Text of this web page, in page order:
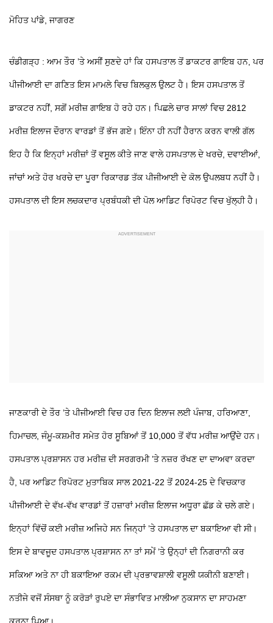
ਮੋਹਿਤ ਪਾਂਡੇ, ਜਾਗਰਣ
ਚੰਡੀਗੜ੍ਹ : ਆਮ ਤੌਰ ’ਤੇ ਅਸੀਂ ਸੁਣਦੇ ਹਾਂ ਕਿ ਹਸਪਤਾਲ ਤੋਂ ਡਾਕਟਰ ਗਾਇਬ ਹਨ, ਪਰ
ਪੀਜੀਆਈ ਦਾ ਗਣਿਤ ਇਸ ਮਾਮਲੇ ਵਿਚ ਬਿਲਕੁਲ ਉਲਟ ਹੈ। ਇਸ ਹਸਪਤਾਲ ਤੋਂ
ਡਾਕਟਰ ਨਹੀਂ, ਸਗੋਂ ਮਰੀਜ਼ ਗਾਇਬ ਹੋ ਰਹੇ ਹਨ। ਪਿਛਲੇ ਚਾਰ ਸਾਲਾਂ ਵਿਚ 2812
ਮਰੀਜ਼ ਇਲਾਜ ਦੌਰਾਨ ਵਾਰਡਾਂ ਤੋਂ ਭੱਜ ਗਏ। ਇੰਨਾ ਹੀ ਨਹੀਂ ਹੈਰਾਨ ਕਰਨ ਵਾਲੀ ਗੱਲ
ਇਹ ਹੈ ਕਿ ਇਨ੍ਹਾਂ ਮਰੀਜ਼ਾਂ ਤੋਂ ਵਸੂਲ ਕੀਤੇ ਜਾਣ ਵਾਲੇ ਹਸਪਤਾਲ ਦੇ ਖਰਚੇ, ਦਵਾਈਆਂ,
ਜਾਂਚਾਂ ਅਤੇ ਹੋਰ ਖਰਚੇ ਦਾ ਪੂਰਾ ਰਿਕਾਰਡ ਤੱਕ ਪੀਜੀਆਈ ਦੇ ਕੋਲ ਉਪਲਬਧ ਨਹੀਂ ਹੈ।
ਹਸਪਤਾਲ ਦੀ ਇਸ ਲਚਕਦਾਰ ਪ੍ਰਬੰਧਕੀ ਦੀ ਪੋਲ ਆਡਿਟ ਰਿਪੋਰਟ ਵਿਚ ਖੁੱਲ੍ਹੀ ਹੈ।
ਜਾਣਕਾਰੀ ਦੇ ਤੌਰ ’ਤੇ ਪੀਜੀਆਈ ਵਿਚ ਹਰ ਦਿਨ ਇਲਾਜ ਲਈ ਪੰਜਾਬ, ਹਰਿਆਣਾ,
ਹਿਮਾਚਲ, ਜੰਮੂ-ਕਸ਼ਮੀਰ ਸਮੇਤ ਹੋਰ ਸੂਬਿਆਂ ਤੋਂ 10,000 ਤੋਂ ਵੱਧ ਮਰੀਜ਼ ਆਉਂਦੇ ਹਨ।
ਹਸਪਤਾਲ ਪ੍ਰਸ਼ਾਸਨ ਹਰ ਮਰੀਜ਼ ਦੀ ਸਰਗਰਮੀ ’ਤੇ ਨਜ਼ਰ ਰੱਖਣ ਦਾ ਦਾਅਵਾ ਕਰਦਾ
ਹੈ, ਪਰ ਆਡਿਟ ਰਿਪੋਰਟ ਮੁਤਾਬਿਕ ਸਾਲ 2021-22 ਤੋਂ 2024-25 ਦੇ ਵਿਚਕਾਰ
ਪੀਜੀਆਈ ਦੇ ਵੱਖ-ਵੱਖ ਵਾਰਡਾਂ ਤੋਂ ਹਜ਼ਾਰਾਂ ਮਰੀਜ਼ ਇਲਾਜ ਅਧੂਰਾ ਛੱਡ ਕੇ ਚਲੇ ਗਏ।
ਇਨ੍ਹਾਂ ਵਿੱਚੋਂ ਕਈ ਮਰੀਜ਼ ਅਜਿਹੇ ਸਨ ਜਿਨ੍ਹਾਂ ’ਤੇ ਹਸਪਤਾਲ ਦਾ ਬਕਾਇਆ ਵੀ ਸੀ।
ਇਸ ਦੇ ਬਾਵਜੂਦ ਹਸਪਤਾਲ ਪ੍ਰਸ਼ਾਸਨ ਨਾ ਤਾਂ ਸਮੇਂ ’ਤੇ ਉਨ੍ਹਾਂ ਦੀ ਨਿਗਰਾਨੀ ਕਰ
ਸਕਿਆ ਅਤੇ ਨਾ ਹੀ ਬਕਾਇਆ ਰਕਮ ਦੀ ਪ੍ਰਭਾਵਸ਼ਾਲੀ ਵਸੂਲੀ ਯਕੀਨੀ ਬਣਾਈ।
ਨਤੀਜੇ ਵਜੋਂ ਸੰਸਥਾ ਨੂੰ ਕਰੋੜਾਂ ਰੁਪਏ ਦਾ ਸੰਭਾਵਿਤ ਮਾਲੀਆ ਨੁਕਸਾਨ ਦਾ ਸਾਹਮਣਾ
ਕਰਨਾ ਪਿਆ।